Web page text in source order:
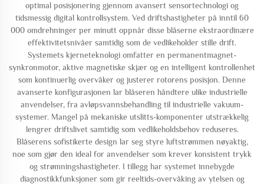
optimal posisjonering gjennom avansert sensortechnologi og
tidsmessig digital kontrollsystem. Ved driftshastigheter på inntil 60
000 omdrehninger per minutt oppnår disse blåserne ekstraordinære
effektivitetsnivåer samtidig som de vedlikeholder stille drift.
Systemets kjerneteknologi omfatter en permanentmagnet-
synkronmotor, aktive magnetiske skjær og en intelligent kontrollenhet
som kontinuerlig overvåker og justerer rotorens posisjon. Denne
avanserte konfigurasjonen lar blåseren håndtere ulike industrielle
anvendelser, fra avløpsvannsbehandling til industrielle vakuum-
systemer. Mangel på mekaniske utslitts-komponenter utstrækkelig
lengrer driftslivet samtidig som vedlikeholdsbehov reduseres.
Blåserens sofistikerte design lar seg styre luftstrømmen nøyaktig,
noe som gjør den ideal for anvendelser som krever konsistent trykk
og strømningshastigheter. I tillegg har systemet innebygde
diagnostikkfunksjoner som gir reeltids-overvåking av ytelsen og